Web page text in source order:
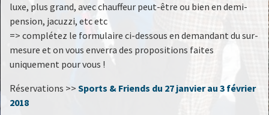
luxe, plus grand, avec chauffeur peut-être ou bien en demi-
pension, jacuzzi, etc etc
=> complétez le formulaire ci-dessous en demandant du sur-
mesure et on vous enverra des propositions faites
uniquement pour vous !
Réservations >> Sports & Friends du 27 janvier au 3 février
2018